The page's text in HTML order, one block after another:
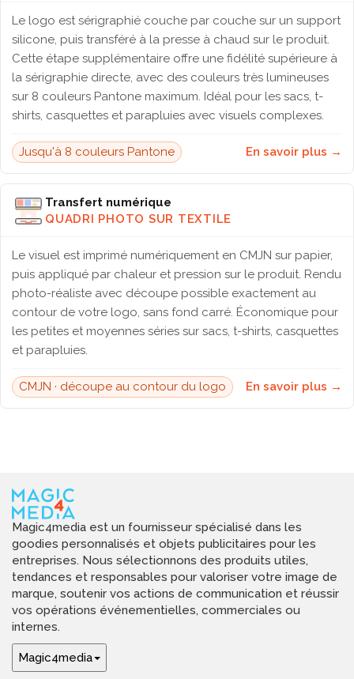
Le logo est sérigraphié couche par couche sur un support
silicone, puis transféré à la presse à chaud sur le produit.
Cette étape supplémentaire offre une fidélité supérieure à
la sérigraphie directe, avec des couleurs très lumineuses
sur 8 couleurs Pantone maximum. Idéal pour les sacs, t-
shirts, casquettes et parapluies avec visuels complexes.
Jusqu'à 8 couleurs Pantone En savoir plus →
Transfert numérique
QUADRI PHOTO SUR TEXTILE
Le visuel est imprimé numériquement en CMJN sur papier,
puis appliqué par chaleur et pression sur le produit. Rendu
photo-réaliste avec découpe possible exactement au
contour de votre logo, sans fond carré. Économique pour
les petites et moyennes séries sur sacs, t-shirts, casquettes
et parapluies.
CMJN · découpe au contour du logo En savoir plus →
Magic4media est un fournisseur spécialisé dans les
goodies personnalisés et objets publicitaires pour les
entreprises. Nous sélectionnons des produits utiles,
tendances et responsables pour valoriser votre image de
marque, soutenir vos actions de communication et réussir
vos opérations événementielles, commerciales ou
internes.
Magic4media